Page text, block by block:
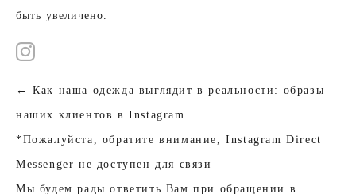
быть увеличено.
← Как наша одежда выглядит в реальности: образы
наших клиентов в Instagram
*Пожалуйста, обратите внимание, Instagram Direct
Messenger не доступен для связи
Мы будем рады ответить Вам при обращении в